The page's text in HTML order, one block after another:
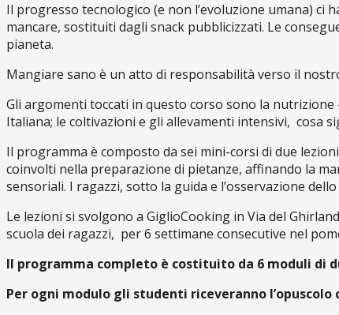
Il progresso tecnologico (e non l’evoluzione umana)
mancare, sostituiti dagli snack pubblicizzati. Le
pianeta.
Mangiare sano è un atto di responsabilità verso il
Gli argomenti toccati in questo corso sono la
Italiana; le coltivazioni e gli allevamenti intensivi, cosa
Il programma è composto da sei mini-corsi di due
coinvolti nella preparazione di pietanze, affinando la
sensoriali. I ragazzi, sotto la guida e l’osservazione
Le lezioni si svolgono a GiglioCooking in Via del
scuola dei ragazzi, per 6 settimane consecutive nel
Il programma completo è costituito da 6 moduli di
Per ogni modulo gli studenti riceveranno